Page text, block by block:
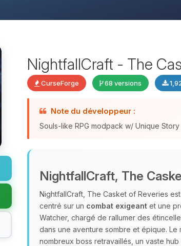
NightfallCraft - The
CurseForge 68 versions
Note du développeur :
Souls-like RPG modpack w/ Unique Story
NightfallCraft, The
NightfallCraft, The Casket of Reveries
centré sur un combat exigeant et une
Watcher, chargé de rallumer des
dans une aventure sombre et épique.
nombreux boss retravaillés, un vaste